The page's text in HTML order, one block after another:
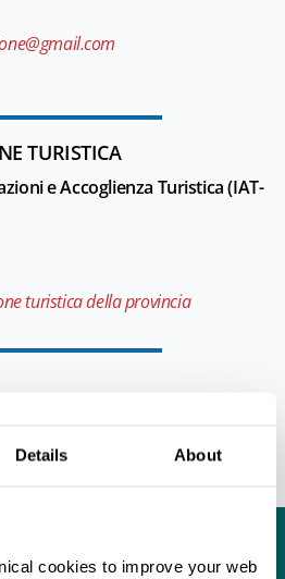
Details About
cookies to improve your web
TURISTICA
e Accoglienza Turistica (IAT-
turistica della provincia